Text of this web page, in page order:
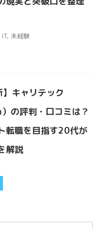
IT, 未経験
キャリテック
の評判・口コミは？
転職を目指す20代が
解説